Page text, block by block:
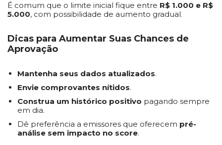
É comum que o limite inicial fique entre R$ 1.000 e R$
5.000, com possibilidade de aumento gradual.
Dicas para Aumentar Suas Chances de
Aprovação
Mantenha seus dados atualizados.
Envie comprovantes nítidos.
Construa um histórico positivo pagando sempre
em dia.
Dê preferência a emissores que oferecem pré-
análise sem impacto no score.